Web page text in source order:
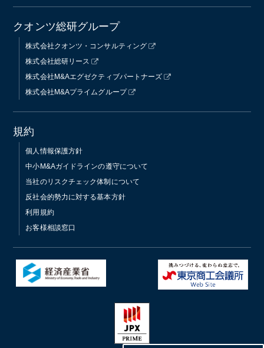
クオンツ総研グループ
株式会社クオンツ・コンサルティング
株式会社総研リース
株式会社M&Aエグゼクティブパートナーズ
株式会社M&Aプライムグループ
規約
個人情報保護方針
中小M&Aガイドラインの遵守について
当社のリスクチェック体制について
反社会的勢力に対する基本方針
利用規約
お客様相談窓口